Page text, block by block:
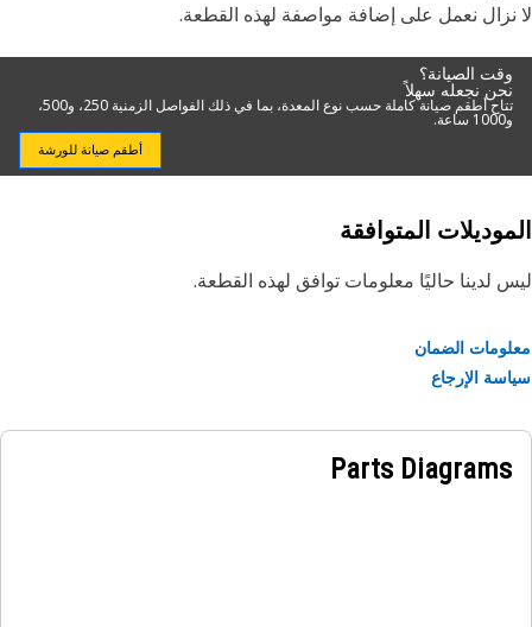
نعمل على إضافة مواصفة لهذه القطعة.
وقت الصيانة؟
نحن نجعله سهلاً
تتاح أطقم صيانة كاملة حسب نوع المعدة، بما في ذلك الفواصل الزمنية 250، و500،
أطقم صيانة للورشة
المتوافقة
لدينا حاليًا معلومات توافق لهذه القطعة.
الضمان
الإرجاع
Parts Diagrams